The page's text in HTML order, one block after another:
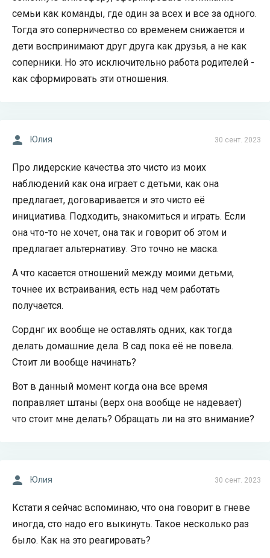
семьи как команды, где один за всех и все за одного.
Тогда это соперничество со временем снижается и
дети воспринимают друг друга как друзья, а не как
соперники. Но это исключительно работа родителей -
как сформировать эти отношения.
30 сент. 2023
Юлия
Про лидерские качества это чисто из моих
наблюдений как она играет с детьми, как она
предлагает, договаривается и это чисто её
инициатива. Подходить, знакомиться и играть. Если
она что-то не хочет, она так и говорит об этом и
предлагает альтернативу. Это точно не маска.
А что касается отношений между моими детьми,
точнее их встраивания, есть над чем работать
получается.
Сорднг их вообще не оставлять одних, как тогда
делать домашние дела. В сад пока её не повела.
Стоит ли вообще начинать?
Вот в данный момент когда она все время
поправляет штаны (верх она вообще не надевает)
что стоит мне делать? Обращать ли на это внимание?
30 сент. 2023
Юлия
Кстати я сейчас вспоминаю, что она говорит в гневе
иногда, сто надо его выкинуть. Такое несколько раз
было. Как на это реагировать?